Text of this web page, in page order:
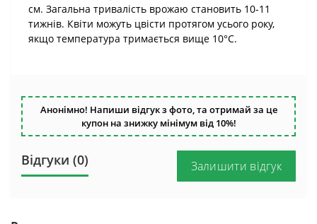
см. Загальна тривалість врожаю становить 10-11
тижнів. Квіти можуть цвісти протягом усього року,
якщо температура тримається вище 10°C.
Анонімно! Напиши відгук з фото, та отримай за це
купон на знижку мінімум від 10%!
Відгуки (0) Залишити відгук